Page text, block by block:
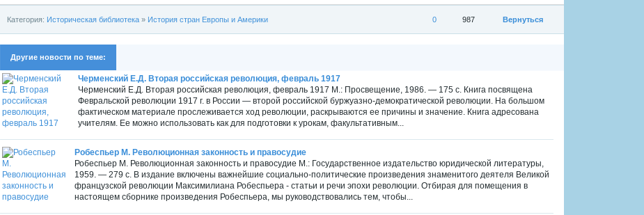
Вернуться
987
0
Категория: Историческая библиотека » История стран Европы и Америки
Другие новости по теме:
Черменский Е.Д. Вторая российская революция, февраль 1917
Черменский Е.Д. Вторая российская революция, февраль 1917 М.: Просвещение, 1986. — 175 с. Книга посвящена
Февральской революции 1917 г. в России — второй российской буржуазно-демократической революции. На большом
фактическом материале прослеживается ход революции, раскрываются ее причины и значение. Книга адресована
учителям. Ее можно использовать как для подготовки к урокам, факультативным...
Робеспьер М. Революционная законность и правосудие
Робеспьер М. Революционная законность и правосудие М.: Государственное издательство юридической литературы,
1959. — 279 c. В издание включены важнейшие социально-политические произведения знаменитого деятеля Великой
французской революции Максимилиана Робеспьера - статьи и речи эпохи революции. Отбирая для помещения в
настоящем сборнике произведения Робеспьера, мы руководствовались тем, чтобы...